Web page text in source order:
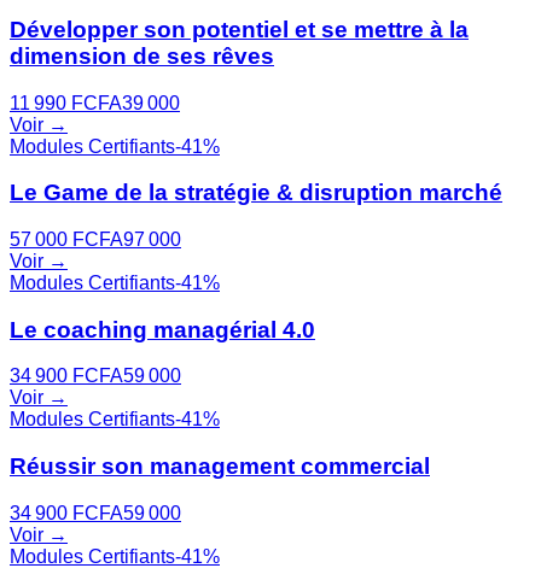
Développer son potentiel et se mettre à la
dimension de ses rêves
11 990 FCFA39 000
Voir →
Modules Certifiants-41%
Le Game de la stratégie & disruption marché
57 000 FCFA97 000
Voir →
Modules Certifiants-41%
Le coaching managérial 4.0
34 900 FCFA59 000
Voir →
Modules Certifiants-41%
Réussir son management commercial
34 900 FCFA59 000
Voir →
Modules Certifiants-41%